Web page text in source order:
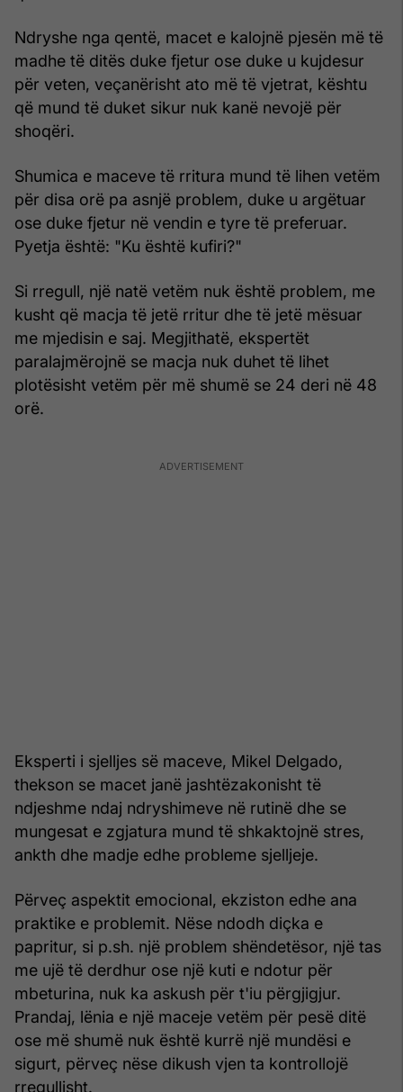
Ndryshe nga qentë, macet e kalojnë pjesën më të
madhe të ditës duke fjetur ose duke u kujdesur
për veten, veçanërisht ato më të vjetrat, kështu
që mund të duket sikur nuk kanë nevojë për
shoqëri.
Shumica e maceve të rritura mund të lihen vetëm
për disa orë pa asnjë problem, duke u argëtuar
ose duke fjetur në vendin e tyre të preferuar.
Pyetja është: "Ku është kufiri?"
Si rregull, një natë vetëm nuk është problem, me
kusht që macja të jetë rritur dhe të jetë mësuar
me mjedisin e saj. Megjithatë, ekspertët
paralajmërojnë se macja nuk duhet të lihet
plotësisht vetëm për më shumë se 24 deri në 48
orë.
Eksperti i sjelljes së maceve, Mikel Delgado,
thekson se macet janë jashtëzakonisht të
ndjeshme ndaj ndryshimeve në rutinë dhe se
mungesat e zgjatura mund të shkaktojnë stres,
ankth dhe madje edhe probleme sjelljeje.
Përveç aspektit emocional, ekziston edhe ana
praktike e problemit. Nëse ndodh diçka e
papritur, si p.sh. një problem shëndetësor, një tas
me ujë të derdhur ose një kuti e ndotur për
mbeturina, nuk ka askush për t'iu përgjigjur.
Prandaj, lënia e një maceje vetëm për pesë ditë
ose më shumë nuk është kurrë një mundësi e
sigurt, përveç nëse dikush vjen ta kontrollojë
rregullisht.